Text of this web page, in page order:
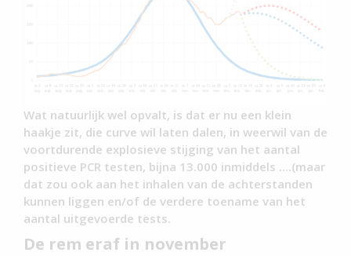
Wat natuurlijk wel opvalt, is dat er nu een klein
haakje zit, die curve wil laten dalen, in weerwil van de
voortdurende explosieve stijging van het aantal
positieve PCR testen, bijna 13.000 inmiddels ….(maar
dat zou ook aan het inhalen van de achterstanden
kunnen liggen en/of de verdere toename van het
aantal uitgevoerde tests.
De rem eraf in november